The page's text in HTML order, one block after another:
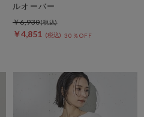
ルオーバー
￥4,851 30％OFF
￥6,930